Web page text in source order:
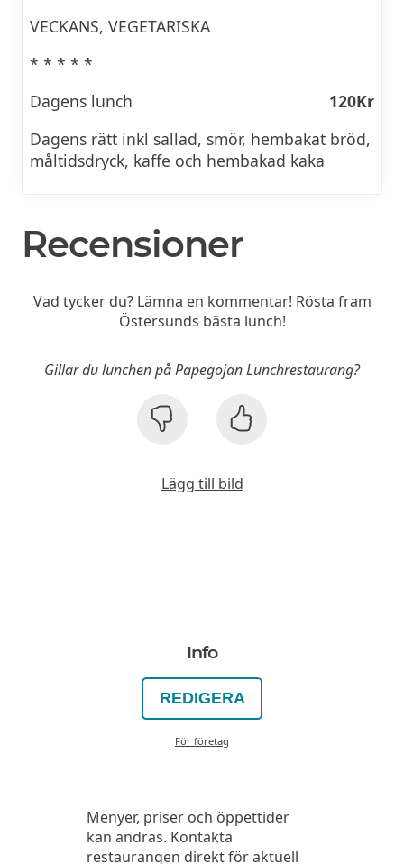
VECKANS, VEGETARISKA
* * * * *
Dagens lunch
120Kr
Dagens rätt inkl sallad, smör, hembakat bröd,
måltidsdryck, kaffe och hembakad kaka
Recensioner
Vad tycker du? Lämna en kommentar! Rösta fram
Östersunds bästa lunch!
Gillar du lunchen på Papegojan Lunchrestaurang?
Lägg till bild
Info
REDIGERA
För företag
Menyer, priser och öppettider
kan ändras. Kontakta
restaurangen direkt för aktuell